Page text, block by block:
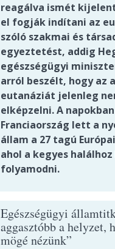
reagálva ismét
el fogják indítani az
szóló szakmai és
egyeztetést, addig
egészségügyi
arról beszélt, hogy az
eutanáziát jelenleg
elképzelni. A napokban
Franciaország lett a
állam a 27 tagú
ahol a kegyes
folyamodni.
Egészségügyi
aggasztóbb a helyzet,
mögé nézünk”